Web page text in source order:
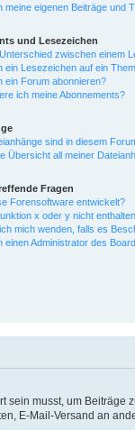
meine eigenen Beiträge und
und Lesezeichen
zwischen einem
ein Lesezeichen auf ein
ein Forum abonnieren?
ich meine Abonnements?
sind in diesem
Übersicht all meiner
Fragen
Forensoftware entwickelt?
x oder y nicht
mich wenden, falls es
einen Administrator des
musst, um Beiträge
E-Mail-Versand an